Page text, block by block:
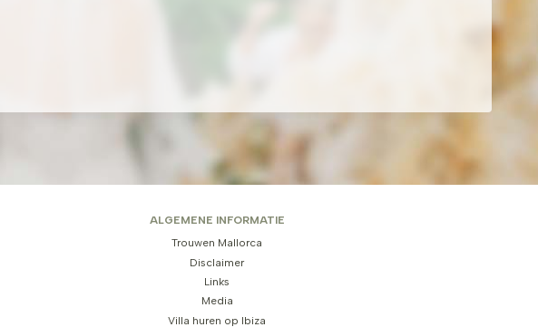
ALGEMENE INFORMATIE
Trouwen Mallorca
Disclaimer
Links
Media
Villa huren op Ibiza